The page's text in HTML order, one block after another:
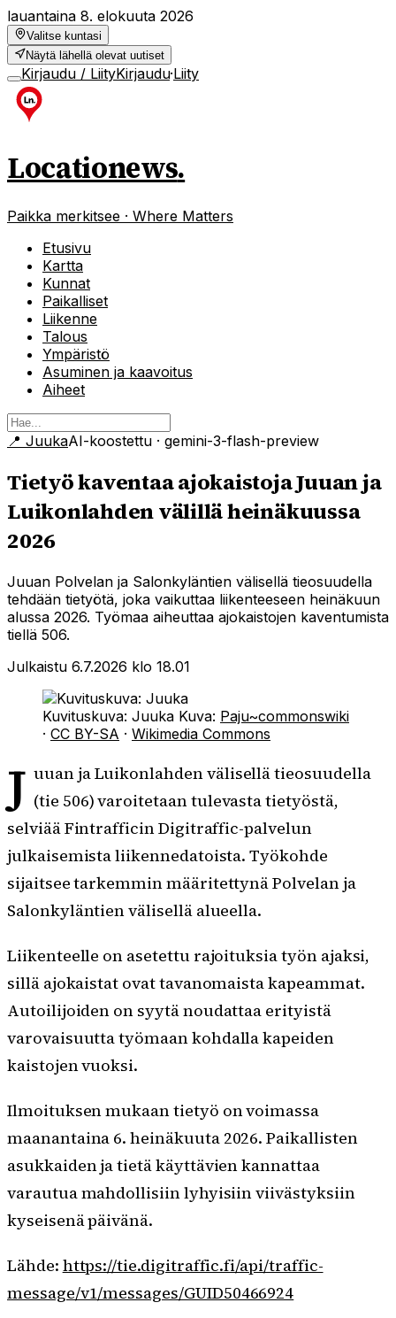
lauantaina 8. elokuuta 2026
Valitse kuntasi
Näytä lähellä olevat uutiset
Kirjaudu / LiityKirjaudu·Liity
Locationews.
Paikka merkitsee · Where Matters
Etusivu
Kartta
Kunnat
Paikalliset
Liikenne
Talous
Ympäristö
Asuminen ja kaavoitus
Aiheet
📍 JuukaAI-koostettu · gemini-3-flash-preview
Tietyö kaventaa ajokaistoja Juuan ja
Luikonlahden välillä heinäkuussa
2026
Juuan Polvelan ja Salonkyläntien välisellä tieosuudella
tehdään tietyötä, joka vaikuttaa liikenteeseen heinäkuun
alussa 2026. Työmaa aiheuttaa ajokaistojen kaventumista
tiellä 506.
Julkaistu 6.7.2026 klo 18.01
Kuvituskuva: Juuka Kuva: Paju~commonswiki
· CC BY-SA · Wikimedia Commons
J uuan ja Luikonlahden välisellä tieosuudella
(tie 506) varoitetaan tulevasta tietyöstä,
selviää Fintrafficin Digitraffic-palvelun
julkaisemista liikennedatoista. Työkohde
sijaitsee tarkemmin määritettynä Polvelan ja
Salonkyläntien välisellä alueella.
Liikenteelle on asetettu rajoituksia työn ajaksi,
sillä ajokaistat ovat tavanomaista kapeammat.
Autoilijoiden on syytä noudattaa erityistä
varovaisuutta työmaan kohdalla kapeiden
kaistojen vuoksi.
Ilmoituksen mukaan tietyö on voimassa
maanantaina 6. heinäkuuta 2026. Paikallisten
asukkaiden ja tietä käyttävien kannattaa
varautua mahdollisiin lyhyisiin viivästyksiin
kyseisenä päivänä.
Lähde: https://tie.digitraffic.fi/api/traffic-
message/v1/messages/GUID50466924